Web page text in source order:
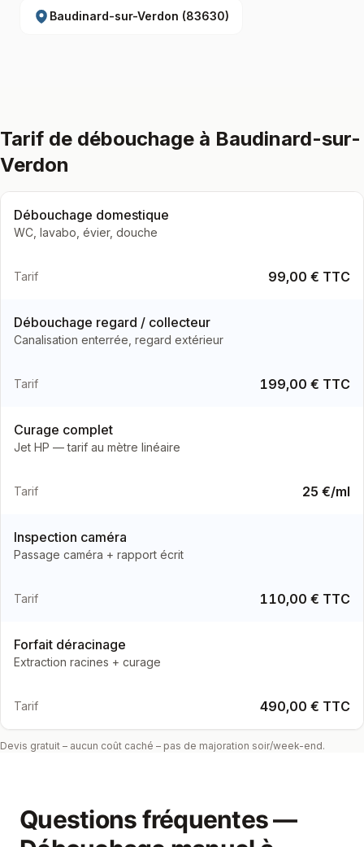
Baudinard-sur-Verdon (83630)
Tarif de débouchage à Baudinard-sur-
Verdon
Débouchage domestique
WC, lavabo, évier, douche
Tarif 99,00 € TTC
Débouchage regard / collecteur
Canalisation enterrée, regard extérieur
Tarif 199,00 € TTC
Curage complet
Jet HP — tarif au mètre linéaire
Tarif 25 €/ml
Inspection caméra
Passage caméra + rapport écrit
Tarif 110,00 € TTC
Forfait déracinage
Extraction racines + curage
Tarif 490,00 € TTC
Devis gratuit – aucun coût caché – pas de majoration soir/week-end.
Questions fréquentes —